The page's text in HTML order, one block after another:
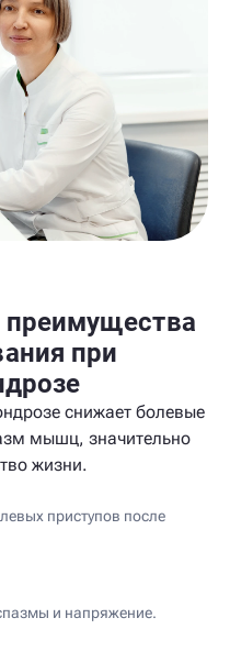
при
снижает болевые
мышц, значительно
жизни.
приступов после
и напряжение.